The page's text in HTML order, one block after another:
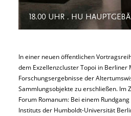
In einer neuen öffentlichen
dem Exzellenzcluster Topoi in Berliner
Forschungsergebnisse der
Sammlungsobjekte zu erschließen. Im
Forum Romanum: Bei einem
Instituts der Humboldt-Universität